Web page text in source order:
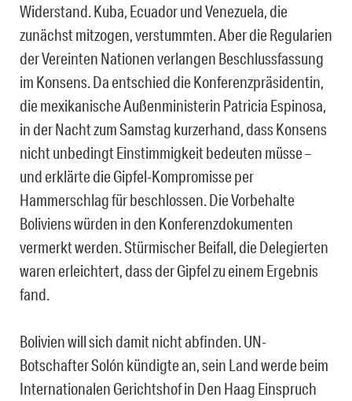
Widerstand. Kuba, Ecuador und Venezuela, die
zunächst mitzogen, verstummten. Aber die Regularien
der Vereinten Nationen verlangen Beschlussfassung
im Konsens. Da entschied die Konferenzpräsidentin,
die mexikanische Außenministerin Patricia Espinosa,
in der Nacht zum Samstag kurzerhand, dass Konsens
nicht unbedingt Einstimmigkeit bedeuten müsse –
und erklärte die Gipfel-Kompromisse per
Hammerschlag für beschlossen. Die Vorbehalte
Boliviens würden in den Konferenzdokumenten
vermerkt werden. Stürmischer Beifall, die Delegierten
waren erleichtert, dass der Gipfel zu einem Ergebnis
fand.
Bolivien will sich damit nicht abfinden. UN-
Botschafter Solón kündigte an, sein Land werde beim
Internationalen Gerichtshof in Den Haag Einspruch